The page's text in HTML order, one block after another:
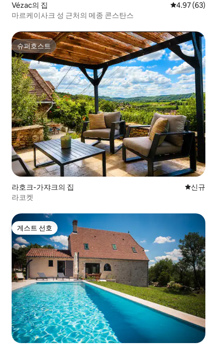
Vézac의 집 평점 4.97점(5
4.97 (63)
마르케이사크 성 근처의 메종 콘스탄스
슈퍼호스트
슈퍼호스트
라호크-가쟈크의 집 신규 숙소
신규
라코켓
게스트 선호
게스트 선호